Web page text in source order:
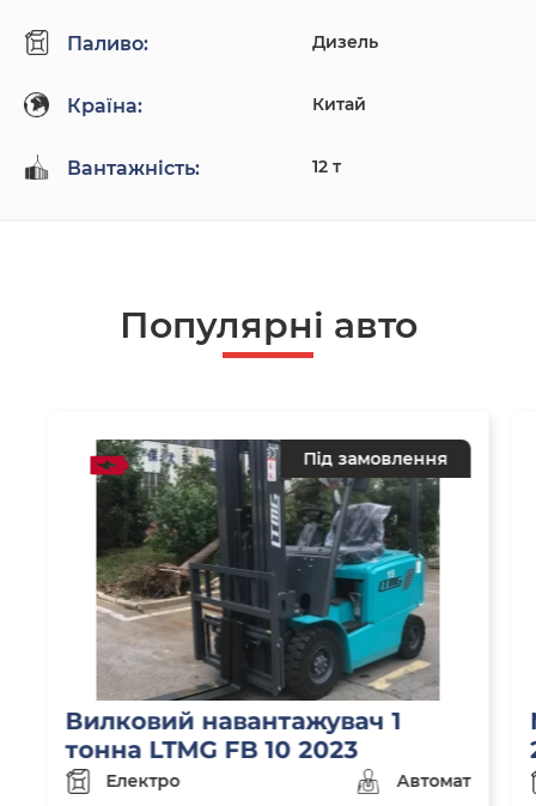
Паливо: Дизель
Країна: Китай
Вантажність: 12 т
Популярнi авто
Під замовлення
Вилковий навантажувач 1
тонна LTMG FB 10 2023
Електро
Автомат